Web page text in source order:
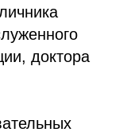
доктора